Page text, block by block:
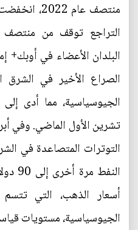
منتصف عام
البلدان الأعضاء في أوبك+
الصراع الأخير في الشرق
الجيوسياسية، مما أدى
تشرين الأول الماضي. وفي
التوترات المتصاعدة في
أسعار الذهب، التي
الجيوسياسية، مستويات